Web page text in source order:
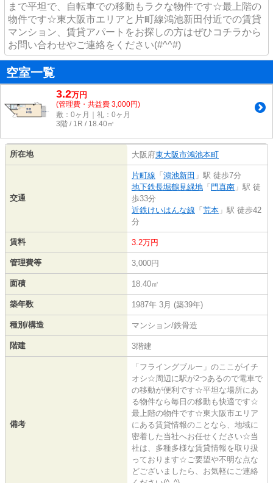
まで平坦で、自転車での移動もラクな物件です☆最上階の
物件です☆東大阪市エリアと片町線鴻池新田付近での賃貸
マンション、賃貸アパートをお探しの方はぜひコチラから
お問い合わせやご連絡をください(#^^#)
空室一覧
3.2万円
(管理費・共益費 3,000円)
敷：0ヶ月｜礼：0ヶ月
3階 / 1R / 18.40㎡
所在地 大阪府東大阪市鴻池本町
交通
片町線 「 鴻池新田 」駅 徒歩7分
地下鉄長堀鶴見緑地 「 門真南 」駅 徒
歩33分
近鉄けいはんな線 「 荒本 」駅 徒歩42
分
賃料 3.2万円
管理費等 3,000円
面積 18.40㎡
築年数 1987年 3月 (築39年)
種別/構造 マンション/鉄骨造
階建 3階建
備考
「フライングブルー」のここがイチ
オシ☆周辺に駅が2つあるので電車で
の移動が便利です☆平坦な場所にあ
る物件なら毎日の移動も快適です☆
最上階の物件です☆東大阪市エリア
にある賃貸情報のことなら、地域に
密着した当社へお任せください☆当
社は、多種多様な賃貸情報を取り扱
っております☆ご要望や不明な点な
どございましたら、お気軽にご連絡